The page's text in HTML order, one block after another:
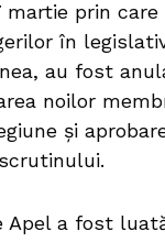
martie prin
în
au fost
noilor
și
Apel a fost